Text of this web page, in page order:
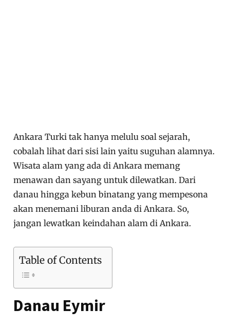
Ankara Turki tak hanya melulu soal sejarah,
cobalah lihat dari sisi lain yaitu suguhan alamnya.
Wisata alam yang ada di Ankara memang
menawan dan sayang untuk dilewatkan. Dari
danau hingga kebun binatang yang mempesona
akan menemani liburan anda di Ankara. So,
jangan lewatkan keindahan alam di Ankara.
Table of Contents
Danau Eymir